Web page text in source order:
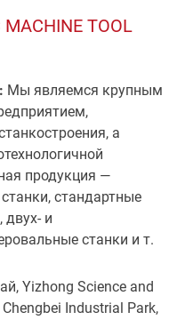
TOOL
Мы являемся крупным
а
продукция —
стандартные
двух- и
станки и т.
Yizhong Science and
Industrial Park,